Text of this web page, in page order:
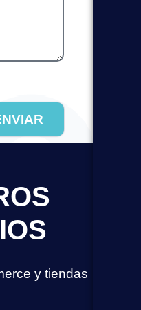
y tiendas